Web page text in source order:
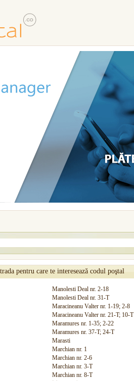
pentru care te interesează codul poştal
Manolesti Deal nr. 2-18
Manolesti Deal nr. 31-T
Maracineanu Valter nr. 1-19; 2-8
Maracineanu Valter nr. 21-T; 10-T
Maramures nr. 1-35; 2-22
Maramures nr. 37-T; 24-T
Marasti
Marchian nr. 1
Marchian nr. 2-6
Marchian nr. 3-T
Marchian nr. 8-T